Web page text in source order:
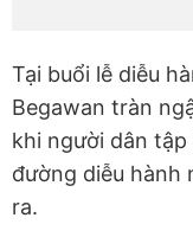
Tại buổi lễ diễu
Begawan tràn
khi người dân
đường diễu hành
ra.